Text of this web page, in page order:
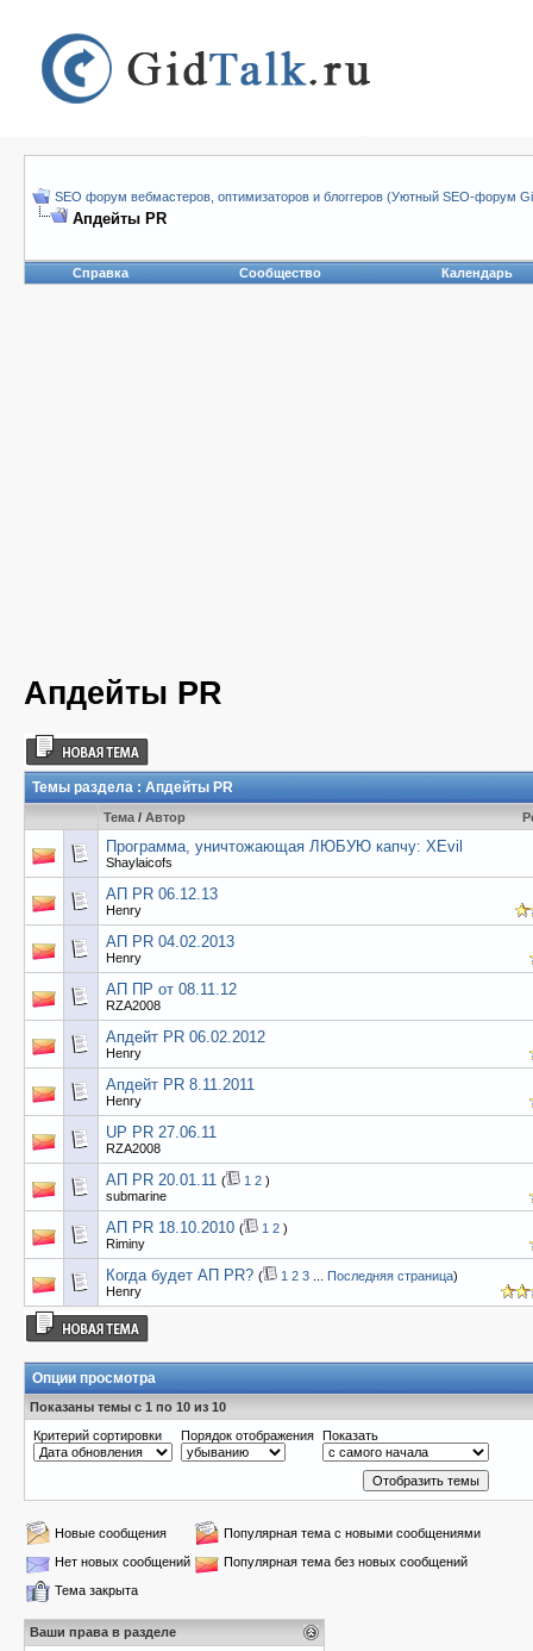
SEO форум вебмастеров, оптимизаторов и блоггеров (Уютный SEO-форум
Апдейты PR
Справка Сообщество Календарь
Апдейты PR
Темы раздела : Апдейты PR
Тема / Автор
Программа, уничтожающая ЛЮБУЮ капчу: XEvil
Shaylaicofs
АП PR 06.12.13
Henry
АП PR 04.02.2013
Henry
АП ПР от 08.11.12
RZA2008
Апдейт PR 06.02.2012
Henry
Апдейт PR 8.11.2011
Henry
UP PR 27.06.11
RZA2008
AП PR 20.01.11 ( 1 2 )
submarine
АП PR 18.10.2010 ( 1 2 )
Riminy
Когда будет АП PR? ( 1 2 3 Последняя страница)
Henry
Опции просмотра
Показаны темы с 1 по 10 из 10
Критерий сортировки
Порядок отображения Показать
Новые сообщения
Популярная тема с новыми сообщениями
Нет новых сообщений
Популярная тема без новых сообщений
Тема закрыта
Ваши права в разделе